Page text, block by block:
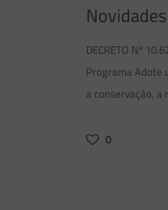
DECRETO Nº
Programa Adote
a conservação, a
0